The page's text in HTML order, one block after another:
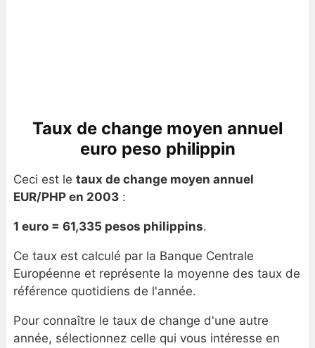
Taux de change moyen annuel
euro peso philippin
Ceci est le taux de change moyen annuel
EUR/PHP en 2003:
1 euro = 61,335 pesos philippins.
Ce taux est calculé par la Banque Centrale
Européenne et représente la moyenne des taux de
référence quotidiens de l'année.
Pour connaître le taux de change d'une autre
année, sélectionnez celle qui vous intéresse en